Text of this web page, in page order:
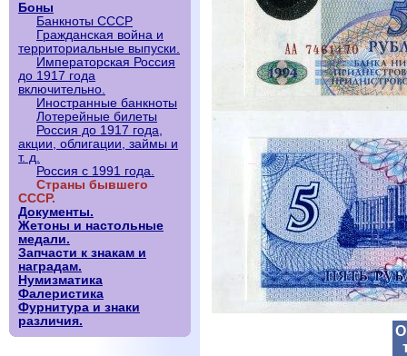
Боны
Банкноты СССР
Гражданская война и
территориальные выпуски.
Императорская Россия
до 1917 года
включительно.
Иностранные банкноты
Лотерейные билеты
Россия до 1917 года,
акции, облигации, займы и
т. д.
Россия с 1991 года.
Страны бывшего
СССР.
Документы.
Жетоны и настольные
медали.
Запчасти к знакам и
наградам.
Нумизматика
Фалеристика
Фурнитура и знаки
различия.